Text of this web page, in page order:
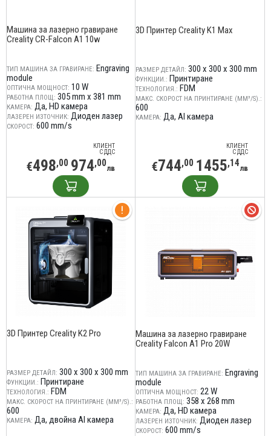
Машина за лазерно гравиране
Creality CR-Falcon A1 10w
ТИП МАШИНА ЗА ГРАВИРАНЕ: Engraving
module
ОПТИЧНА МОЩНОСТ: 10 W
РАБОТНА ПЛОЩ: 305 mm x 381 mm
КАМЕРА: Да, HD камера
ЛАЗЕРЕН ИЗТОЧНИК: Диоден лазер
СКОРОСТ: 600 mm/s
КЛИЕНТ
С ДДС
€498,00 974,00лв
3D Принтер Creality K1 Max
РАЗМЕР ДЕТАЙЛ: 300 x 300 x 300 mm
ФУНКЦИИ.: Принтиране
ТЕХНОЛОГИЯ.: FDM
МАКС. СКОРОСТ НА ПРИНТИРАНЕ (MM³/S).:
600
КАМЕРА: Да, AI камера
КЛИЕНТ
С ДДС
€744,00 1455,14лв
3D Принтер Creality K2 Pro
РАЗМЕР ДЕТАЙЛ: 300 x 300 x 300 mm
ФУНКЦИИ.: Принтиране
ТЕХНОЛОГИЯ.: FDM
МАКС. СКОРОСТ НА ПРИНТИРАНЕ (MM³/S).:
600
КАМЕРА: Да, двойна AI камера
Машина за лазерно гравиране
Creality Falcon A1 Pro 20W
ТИП МАШИНА ЗА ГРАВИРАНЕ: Engraving
module
ОПТИЧНА МОЩНОСТ: 22 W
РАБОТНА ПЛОЩ: 358 x 268 mm
КАМЕРА: Да, HD камера
ЛАЗЕРЕН ИЗТОЧНИК: Диоден лазер
СКОРОСТ: 600 mm/s